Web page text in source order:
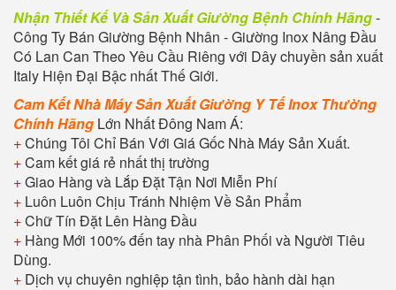
Nhận Thiết Kế Và Sản XuấtGiường Bệnh Chính Hãng-
Công Ty Bán Giường Bệnh Nhân -Giường Inox Nâng Đầu
Có Lan Can Theo Yêu Cầu Riêng với Dây chuyền sản xuất
Italy Hiện Đại Bậc nhất Thế Giới.
Cam Kết Nhà Máy Sản XuấtGiường Y Tế Inox Thường
Chính Hãng Lớn Nhất Đông Nam Á:
+Chúng Tôi Chỉ Bán Với Giá Gốc Nhà Máy Sản Xuất.
+Cam kết giá rẻ nhất thị trường
+Giao Hàng và Lắp Đặt Tận Nơi Miễn Phí
+ Luôn Luôn Chịu Tránh Nhiệm Về Sản Phẩm
+Chữ Tín Đặt Lên Hàng Đầu
+ Hàng Mới 100% đến tay nhà Phân Phối và Người Tiêu
Dùng.
+ Dịch vụ chuyên nghiệp tận tình, bảo hành dài hạn